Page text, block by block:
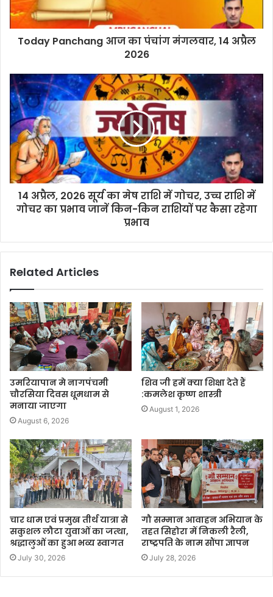
Today Panchang आज का पंचांग मंगलवार, 14 अप्रैल
2026
14 अप्रैल, 2026 सूर्य का मेष राशि में गोचर, उच्च राशि में
गोचर का प्रभाव जानें किन-किन राशियों पर कैसा रहेगा
प्रभाव
Related Articles
उमरियापान मे नागपंचमी
चौरसिया दिवस धूमधाम से
मनाया जाएगा
August 6, 2026
शिव जी हमें क्या शिक्षा देते हैं
:कमलेश कृष्ण शास्त्री
August 1, 2026
चार धाम एवं प्रमुख तीर्थ यात्रा से
सकुशल लौटा युवाओं का जत्था,
श्रद्धालुओं का हुआ भव्य स्वागत
July 30, 2026
गौ सम्मान आवाहन अभियान के
तहत सिहोरा में निकली रैली,
राष्ट्रपति के नाम सौंपा ज्ञापन
July 28, 2026